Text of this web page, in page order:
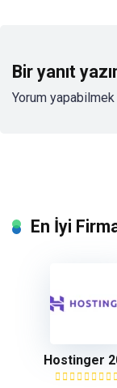
Bir yanıt
Yorum
En İyi
Hostinger